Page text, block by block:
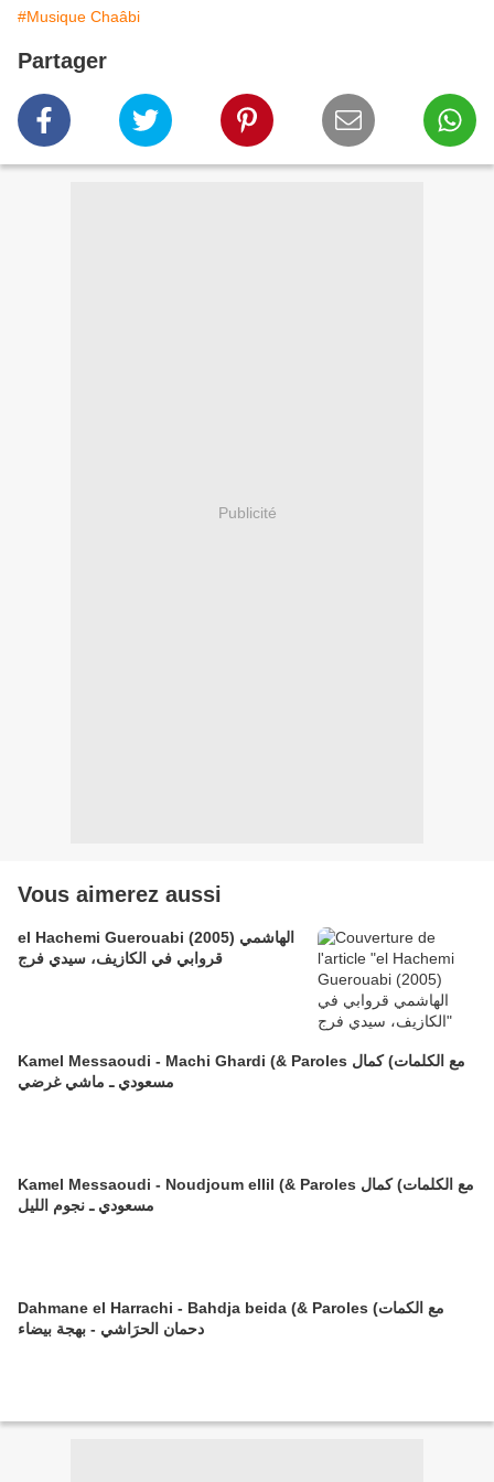
#Musique Chaâbi
Partager
Publicité
Vous aimerez aussi
el Hachemi Guerouabi (2005) الهاشمي
قروابي في الكازيف، سيدي فرج
Kamel Messaoudi - Machi Ghardi (& Paroles مع الكلمات) كمال
مسعودي ـ ماشي غرضي
Kamel Messaoudi - Noudjoum ellil (& Paroles مع الكلمات) كمال
مسعودي ـ نجوم الليل
Dahmane el Harrachi - Bahdja beida (& Paroles مع الكمات)
دحمان الحرَاشي - بهجة بيضاء